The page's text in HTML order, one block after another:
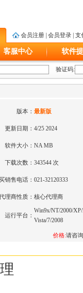
会员注册 会员登录 支
客服中心 软件
验证码:
版本：最新版
更新日期：4/25 2024
软件大小：NA MB
下载次数：343544 次
销售电话：021-32120333
理商性质：核心代理商
运行平台：
Win9x/NT/2000/
Vista/7/2008
价格:请咨